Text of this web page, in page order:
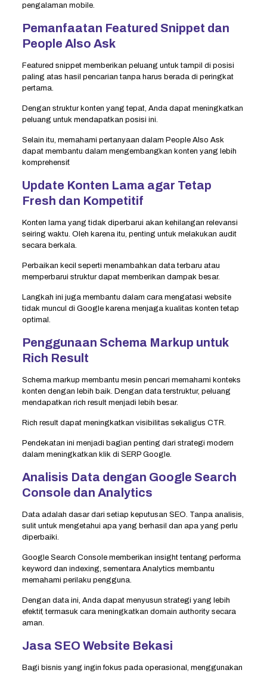
pengalaman mobile.
Pemanfaatan Featured Snippet dan
People Also Ask
Featured snippet memberikan peluang untuk tampil di posisi
paling atas hasil pencarian tanpa harus berada di peringkat
pertama.
Dengan struktur konten yang tepat, Anda dapat meningkatkan
peluang untuk mendapatkan posisi ini.
Selain itu, memahami pertanyaan dalam People Also Ask
dapat membantu dalam mengembangkan konten yang lebih
komprehensif.
Update Konten Lama agar Tetap
Fresh dan Kompetitif
Konten lama yang tidak diperbarui akan kehilangan relevansi
seiring waktu. Oleh karena itu, penting untuk melakukan audit
secara berkala.
Perbaikan kecil seperti menambahkan data terbaru atau
memperbarui struktur dapat memberikan dampak besar.
Langkah ini juga membantu dalam cara mengatasi website
tidak muncul di Google karena menjaga kualitas konten tetap
optimal.
Penggunaan Schema Markup untuk
Rich Result
Schema markup membantu mesin pencari memahami konteks
konten dengan lebih baik. Dengan data terstruktur, peluang
mendapatkan rich result menjadi lebih besar.
Rich result dapat meningkatkan visibilitas sekaligus CTR.
Pendekatan ini menjadi bagian penting dari strategi modern
dalam meningkatkan klik di SERP Google.
Analisis Data dengan Google Search
Console dan Analytics
Data adalah dasar dari setiap keputusan SEO. Tanpa analisis,
sulit untuk mengetahui apa yang berhasil dan apa yang perlu
diperbaiki.
Google Search Console memberikan insight tentang performa
keyword dan indexing, sementara Analytics membantu
memahami perilaku pengguna.
Dengan data ini, Anda dapat menyusun strategi yang lebih
efektif, termasuk cara meningkatkan domain authority secara
aman.
Jasa SEO Website Bekasi
Bagi bisnis yang ingin fokus pada operasional, menggunakan